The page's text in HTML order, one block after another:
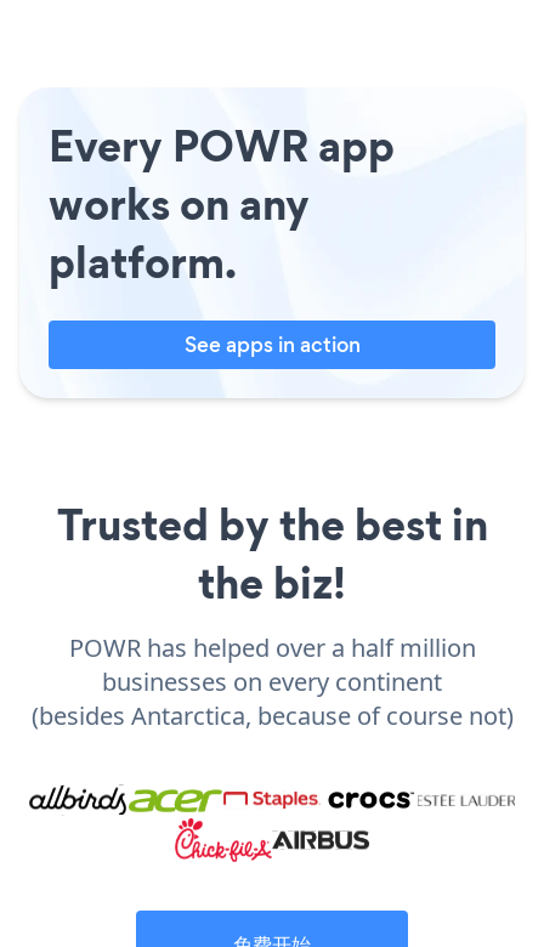
Every POWR app
works on any
platform.
See apps in action
Trusted by the best in
the biz!
POWR has helped over a half million
businesses on every continent
(besides Antarctica, because of course not)